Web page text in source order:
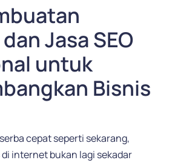
Jasa SEO
untuk
Bisnis
cepat seperti sekarang,
internet bukan lagi sekadar